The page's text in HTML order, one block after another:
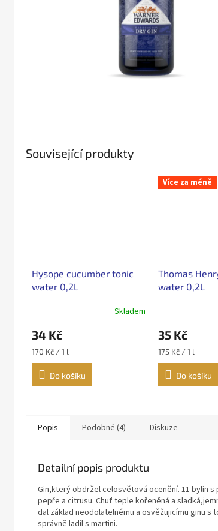
Související produkty
Hysope cucumber tonic
water 0,2L
Skladem
34 Kč
Měrná
cena:
170 Kč / 1 l
Do košíku
Více za méně
Thomas
water 0,2L
35 Kč
Měrná
cena:
175 Kč / 1 l
Do košíku
Popis Podobné (4) Diskuze
Detailní popis produktu
Gin,který obdržel celosvětová ocenění. 11 bylin
pepře a citrusu. Chuť teple kořeněná a
dal základ neodolatelnému a osvěžujicímu ginu
správně ladil s martini.